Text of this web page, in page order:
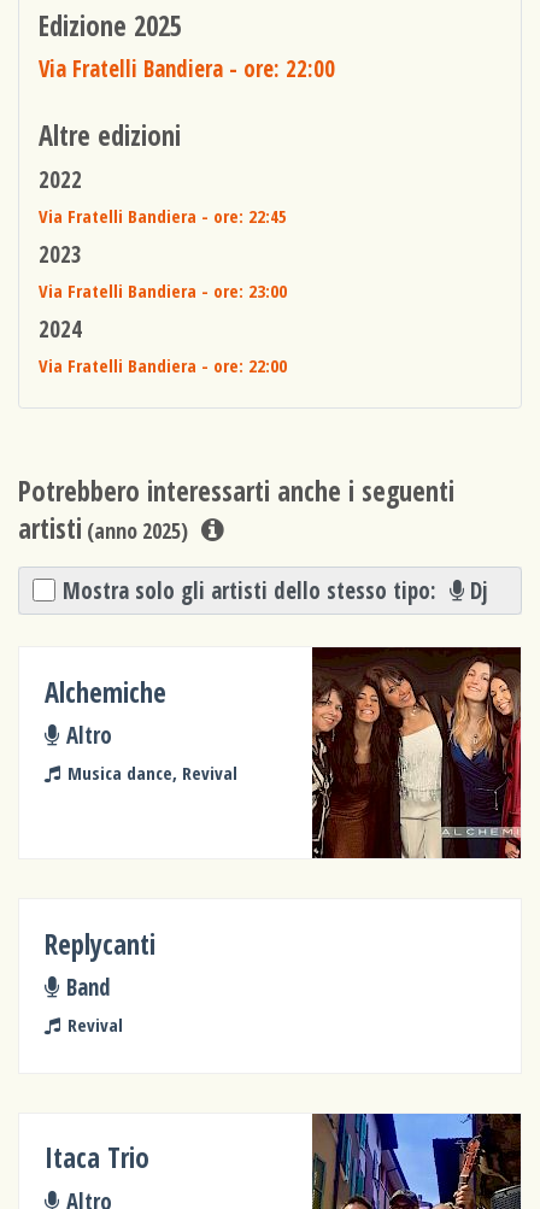
Edizione 2025
Via Fratelli Bandiera - ore: 22:00
Altre edizioni
2022
Via Fratelli Bandiera - ore: 22:45
2023
Via Fratelli Bandiera - ore: 23:00
2024
Via Fratelli Bandiera - ore: 22:00
Potrebbero interessarti anche i seguenti
artisti (anno 2025)
Mostra solo gli artisti dello stesso tipo: Dj
Alchemiche
Altro
Musica dance, Revival
Replycanti
Band
Revival
Itaca Trio
Altro